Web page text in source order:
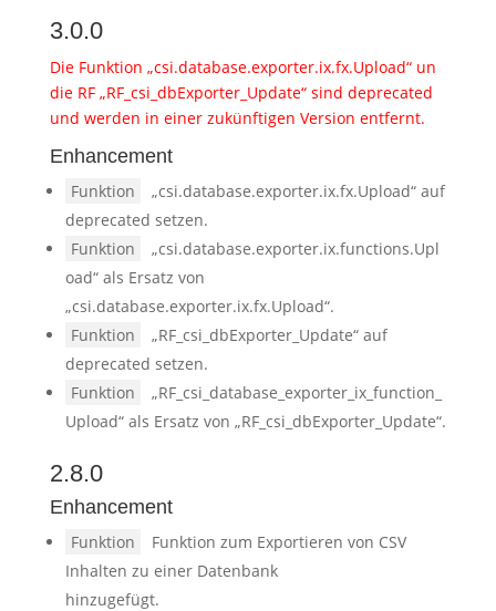
3.0.0
Die Funktion „csi.database.exporter.ix.fx.Upload“ un
die RF „RF_csi_dbExporter_Update“ sind deprecated
und werden in einer zukünftigen Version entfernt.
Enhancement
Funktion
„csi.database.exporter.ix.fx.Upload“ auf
deprecated setzen.
Funktion
„csi.database.exporter.ix.functions.Upl
oad“ als Ersatz von
„csi.database.exporter.ix.fx.Upload“.
Funktion
„RF_csi_dbExporter_Update“ auf
deprecated setzen.
Funktion
„RF_csi_database_exporter_ix_function_
Upload“ als Ersatz von „RF_csi_dbExporter_Update“.
2.8.0
Enhancement
Funktion
Funktion zum Exportieren von CSV
Inhalten zu einer Datenbank
hinzugefügt.